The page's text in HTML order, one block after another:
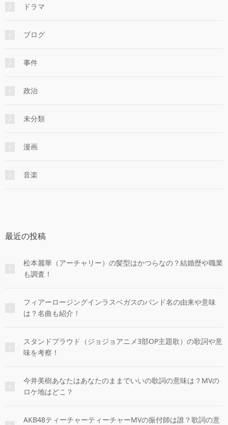
ドラマ
ブログ
事件
政治
未分類
漫画
音楽
最近の投稿
松本麗華（アーチャリー）の髪型はかつらなの？結婚歴や職業
も調査！
フィアーロージングインラスベガスのバンド名の由来や意味
は？名曲も紹介！
スタンドプラウド（ジョジョアニメ3部OP主題歌）の歌詞や意
味を考察！
今井美樹あなたはあなたのままでいいの歌詞の意味は？MVの
ロケ地はどこ？
AKB48ティーチャーティーチャーMVの振付師は誰？歌詞の意